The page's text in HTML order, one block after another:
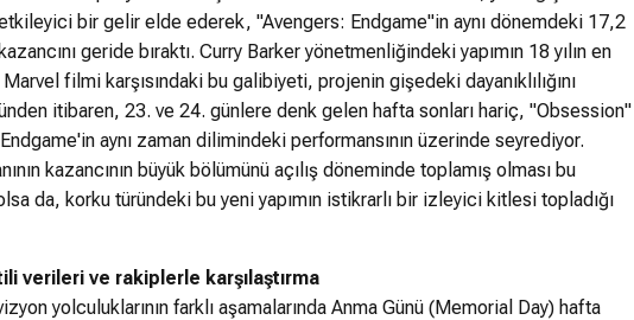
bir gelir elde ederek, "Avengers: Endgame"in aynı dönemdeki 17,2
geride bıraktı. Curry Barker yönetmenliğindeki yapımın 18 yılın en
Marvel filmi karşısındaki bu galibiyeti, projenin gişedeki dayanıklılığını
itibaren, 23. ve 24. günlere denk gelen hafta sonları hariç, "Obsession"
aynı zaman dilimindeki performansının üzerinde seyrediyor.
kazancının büyük bölümünü açılış döneminde toplamış olması bu
da, korku türündeki bu yeni yapımın istikrarlı bir izleyici kitlesi topladığı
verileri ve rakiplerle karşılaştırma
yolculuklarının farklı aşamalarında Anma Günü (Memorial Day) hafta